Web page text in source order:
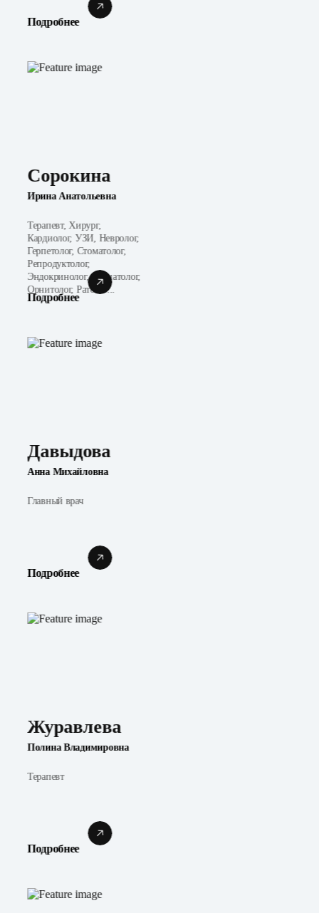
Подробнее
Сорокина
Ирина Анатольевна
Терапевт, Хирург,
Кардиолог, УЗИ, Невролог,
Герпетолог, Стоматолог,
Репродуктолог,
Эндокринолог, Неонатолог,
Орнитолог, Ратолог...
Подробнее
Давыдова
Анна Михайловна
Главный врач
Подробнее
Журавлева
Полина Владимировна
Терапевт
Подробнее